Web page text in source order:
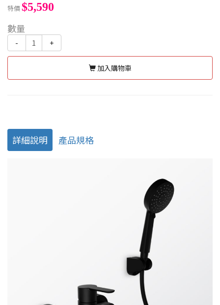
特價$5,590
數量
- +
加入購物車
詳細說明 產品規格